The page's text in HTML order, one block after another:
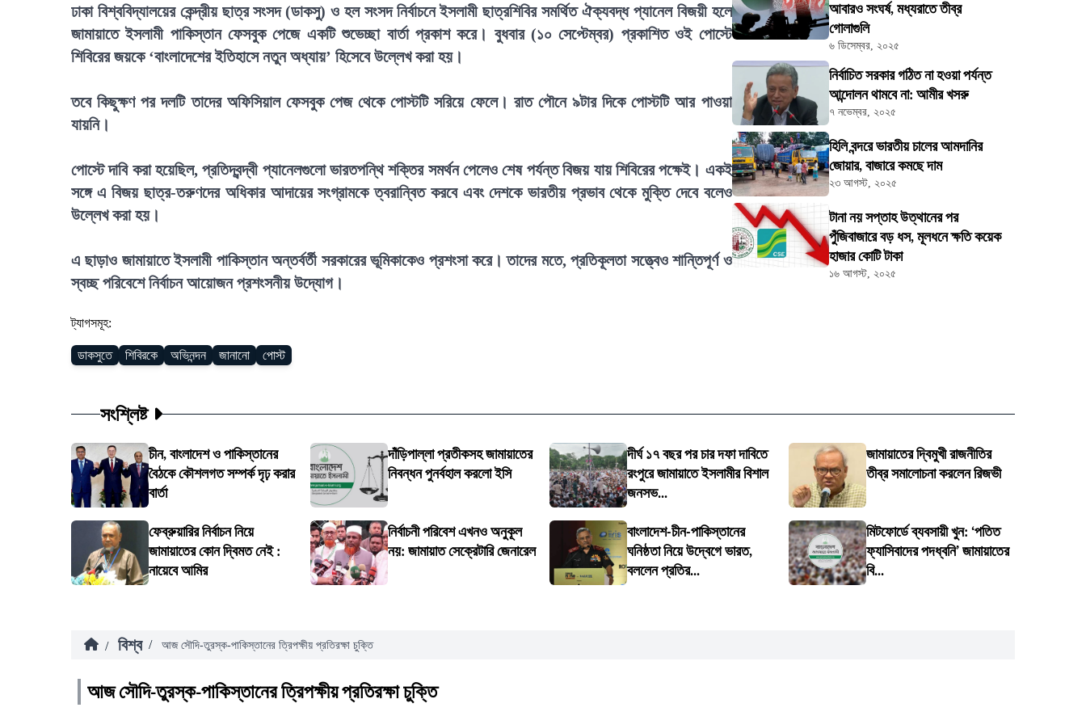
ঢাকা বিশ্ববিদ্যালয়ের কেন্দ্রীয় ছাত্র সংসদ (ডাকসু) ও হল সংসদ নির্বাচনে ইসলামী ছাত্রশিবির সমর্থিত ঐক্যবদ্ধ প্যানেল বিজয়ী হলে
জামায়াতে ইসলামী পাকিস্তান ফেসবুক পেজে একটি শুভেচ্ছা বার্তা প্রকাশ করে। বুধবার (১০ সেপ্টেম্বর) প্রকাশিত ওই পোস্টে
শিবিরের জয়কে ‘বাংলাদেশের ইতিহাসে নতুন অধ্যায়’ হিসেবে উল্লেখ করা হয়।
তবে কিছুক্ষণ পর দলটি তাদের অফিসিয়াল ফেসবুক পেজ থেকে পোস্টটি সরিয়ে ফেলে। রাত পৌনে ৯টার দিকে পোস্টটি আর পাওয়া
যায়নি।
পোস্টে দাবি করা হয়েছিল, প্রতিদ্বন্দ্বী প্যানেলগুলো ভারতপন্থি শক্তির সমর্থন পেলেও শেষ পর্যন্ত বিজয় যায় শিবিরের পক্ষেই। একই
সঙ্গে এ বিজয় ছাত্র-তরুণদের অধিকার আদায়ের সংগ্রামকে ত্বরান্বিত করবে এবং দেশকে ভারতীয় প্রভাব থেকে মুক্তি দেবে বলেও
উল্লেখ করা হয়।
এ ছাড়াও জামায়াতে ইসলামী পাকিস্তান অন্তর্বর্তী সরকারের ভূমিকাকেও প্রশংসা করে। তাদের মতে, প্রতিকূলতা সত্ত্বেও শান্তিপূর্ণ ও
স্বচ্ছ পরিবেশে নির্বাচন আয়োজন প্রশংসনীয় উদ্যোগ।
ট্যাগসমূহ:
ডাকসুতে শিবিরকে অভিনন্দন জানানো পোস্ট
আবারও সংঘর্ষ, মধ্যরাতে তীব্র
গোলাগুলি
৬ ডিসেম্বর, ২০২৫
নির্বাচিত সরকার গঠিত না হওয়া পর্যন্ত
আন্দোলন থামবে না: আমীর খসরু
৭ নভেম্বর, ২০২৫
হিলি বন্দরে ভারতীয় চালের আমদানির
জোয়ার, বাজারে কমছে দাম
২৩ আগস্ট, ২০২৫
টানা নয় সপ্তাহ উত্থানের পর
পুঁজিবাজারে বড় ধস, মূলধনে ক্ষতি কয়েক
হাজার কোটি টাকা
১৬ আগস্ট, ২০২৫
সংশ্লিষ্ট
চীন, বাংলাদেশ ও পাকিস্তানের
বৈঠকে কৌশলগত সম্পর্ক দৃঢ় করার
বার্তা
দাঁড়িপাল্লা প্রতীকসহ জামায়াতের
নিবন্ধন পুনর্বহাল করলো ইসি
দীর্ঘ ১৭ বছর পর চার দফা দাবিতে
রংপুরে জামায়াতে ইসলামীর বিশাল
জনসভ...
জামায়াতের দ্বিমুখী রাজনীতির
তীব্র সমালোচনা করলেন রিজভী
ফেব্রুয়ারির নির্বাচন নিয়ে
জামায়াতের কোন দ্বিমত নেই :
নায়েবে আমির
নির্বাচনী পরিবেশ এখনও অনুকূল
নয়: জামায়াত সেক্রেটারি জেনারেল
বাংলাদেশ-চীন-পাকিস্তানের
ঘনিষ্ঠতা নিয়ে উদ্বেগে ভারত,
বললেন প্রতির...
মিটফোর্ডে ব্যবসায়ী খুন: ‘পতিত
ফ্যাসিবাদের পদধ্বনি’ জামায়াতের
বি...
/ বিশ্ব / আজ সৌদি-তুরস্ক-পাকিস্তানের ত্রিপক্ষীয় প্রতিরক্ষা চুক্তি
আজ সৌদি-তুরস্ক-পাকিস্তানের ত্রিপক্ষীয় প্রতিরক্ষা চুক্তি